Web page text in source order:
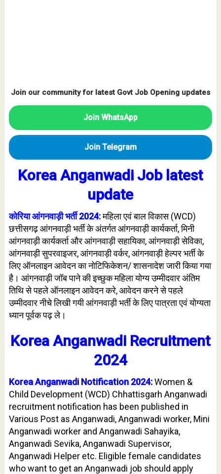
Join our community for latest Govt Job Opening updates
Join WhatsApp
Join Telegram
Korea Anganwadi Job latest
update
कोरिया आंगनवाड़ी भर्ती 2024:महिला एवं बाल विकास (WCD)
छत्तीसगढ़ आंगनवाड़ी भर्ती के अंतर्गत आंगनवाड़ी कार्यकर्ता, मिनी
आंगनवाड़ी कार्यकर्ता और आंगनवाड़ी सहायिका, आंगनवाड़ी सेविका,
आंगनवाड़ी सुपरवाइजर, आंगनवाड़ी वर्कर, आंगनवाड़ी हेल्पर भर्ती के
लिए ऑनलाइन आवेदन का नोटिफिकेशन/ शासनादेश जारी किया गया
है। आंगनवाड़ी जॉब पाने की इच्छुक महिला योग्य उम्मीदवार अंतिम
तिथि से पहले ऑनलाइन आवेदन करे, आवेदन करने से पहले
उम्मीदवार नीचे लिखी गयी आंगनवाड़ी भर्ती के लिए पात्रता एवं योग्यता
ध्यान पूर्वक पढ़ ले।
Korea Anganwadi Recruitment
2024
Korea Anganwadi Notification 2024: Women &
Child Development (WCD) Chhattisgarh Anganwadi
recruitment notification has been published in
Various Post as Anganwadi, Anganwadi worker, Mini
Anganwadi worker and Anganwadi Sahayika,
Anganwadi Sevika, Anganwadi Supervisor,
Anganwadi Helper etc. Eligible female candidates
who want to get an Anganwadi job should apply